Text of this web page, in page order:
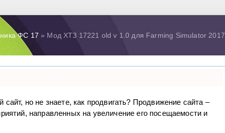
ФС 17 » Мод ХТЗ 17221 old v 1.0 для Farming Simulator 2017
но не знаете, как продвигать? Продвижение сайта –
направленных на увеличение его посещаемости и